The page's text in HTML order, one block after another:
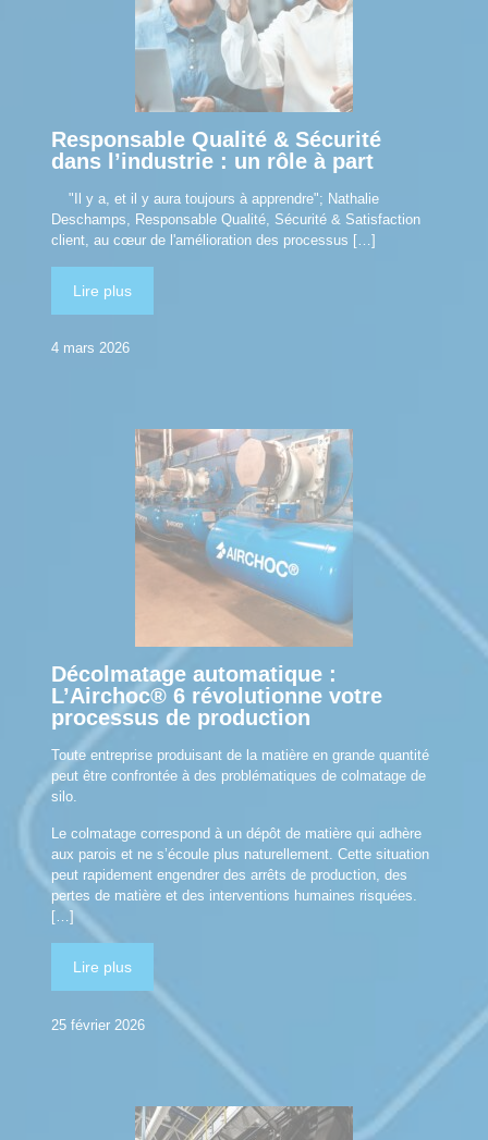
Responsable Qualité & Sécurité
dans l’industrie : un rôle à part
"Il y a, et il y aura toujours à apprendre"; Nathalie
Deschamps, Responsable Qualité, Sécurité & Satisfaction
client, au cœur de l'amélioration des processus […]
Lire plus
4 mars 2026
Décolmatage automatique :
L’Airchoc® 6 révolutionne votre
processus de production
Toute entreprise produisant de la matière en grande quantité
peut être confrontée à des problématiques de colmatage de
silo.
Le colmatage correspond à un dépôt de matière qui adhère
aux parois et ne s’écoule plus naturellement. Cette situation
peut rapidement engendrer des arrêts de production, des
pertes de matière et des interventions humaines risquées.
[…]
Lire plus
25 février 2026